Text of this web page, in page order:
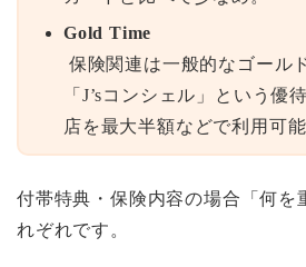
Gold Time
保険関連は一般的なゴール
「J’sコンシェル」という優
店を最大半額などで利用可能
付帯特典・保険内容の場合「何を
れぞれです。